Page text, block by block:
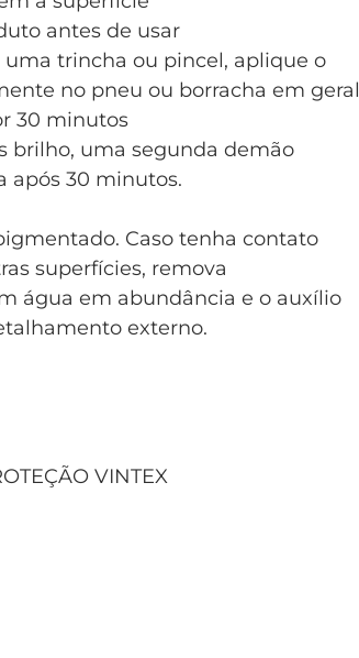
antes de usar
uma trincha ou pincel, aplique o
no pneu ou borracha em geral
30 minutos
brilho, uma segunda demão
após 30 minutos.
Caso tenha contato
superfícies, remova
água em abundância e o auxílio
externo.
VINTEX